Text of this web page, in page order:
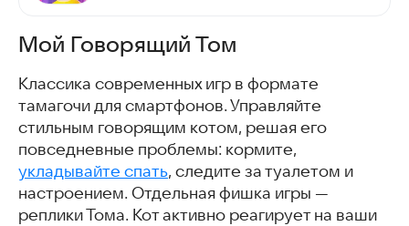
Мой Говорящий Том
Классика современных игр в формате
тамагочи для смартфонов. Управляйте
стильным говорящим котом, решая его
повседневные проблемы: кормите,
укладывайте спать, следите за туалетом и
настроением. Отдельная фишка игры —
реплики Тома. Кот активно реагирует на ваши